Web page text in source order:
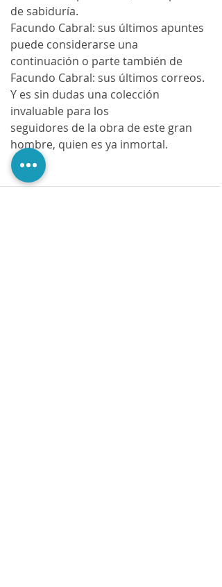
de sabiduría.
Facundo Cabral: sus últimos apuntes
puede considerarse una
continuación o parte también de
Facundo Cabral: sus últimos correos.
Y es sin dudas una colección
invaluable para los
seguidores de la obra de este gran
hombre, quien es ya inmortal.